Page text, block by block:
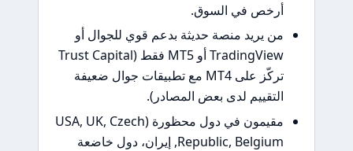
في السوق.
يريد منصة حديثة بدعم قوي للجوال أو
TradingView أو MT5 فقط (Trust Capital
تركّز على MT4 مع تطبيقات جوال ضعيفة
لدى بعض المصادر).
مقيمون في دول محظورة (USA, UK, Czech
Republic, Belgium, إيران، دول خاضعة